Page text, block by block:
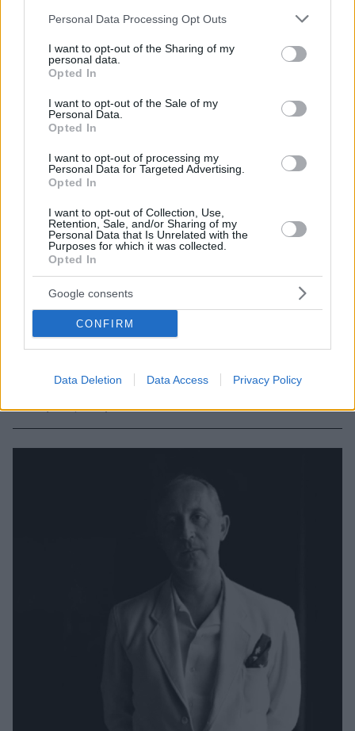
Please note that this website/app uses one or more Google
not limited to your visit or usage behaviour. You may click to
grant or deny consent to Google and its third-party tags to
use your data for below specified purposes in below Google
consent section.
Personal Data Processing Opt Outs
I want to opt-out of the Sharing of my
personal data.
Opted In
I want to opt-out of the Sale of my
Personal Data.
Opted In
I want to opt-out of processing my
Personal Data for Targeted Advertising.
Opted In
I want to opt-out of Collection, Use,
Retention, Sale, and/or Sharing of my
Personal Data that Is Unrelated with the
Purposes for which it was collected.
Opted In
Google consents
CONFIRM
Data Deletion Data Access Privacy Policy
«Miss Dior: A Story of Courage and Couture»: Η
βιογραφία της αδερφής του Κριστιάν Ντιορ, Κατρίν
Στη βιογραφία της Τζαστίν Πίκαρντι προβάλλονται
ενδιαφέρουσες πλευρές σχετικά με την
αρωματοποιία, τη συνεργασία μεταξύ των γαλλικών
οίκων μόδας και των ναζί, αλλά και ο αδιάσπαστος
αδελφικός δεσμό
28.08.2021, 10:44